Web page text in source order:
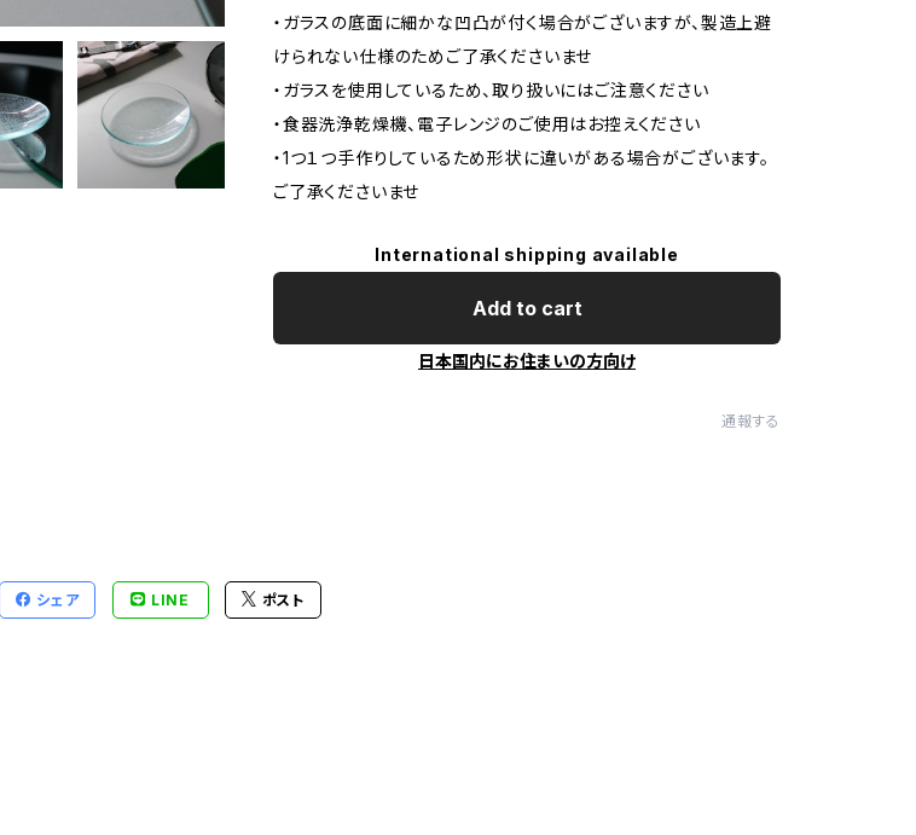
・ガラスの底面に細かな凹凸が付く場合がございますが、製造上避
けられない仕様のためご了承くださいませ
・ガラスを使用しているため、取り扱いにはご注意ください
・食器洗浄乾燥機、電子レンジのご使用はお控えください
・1つ１つ手作りしているため形状に違いがある場合がございます。
ご了承くださいませ
International shipping available
Add to cart
日本国内にお住まいの方向け
通報する
シェア LINE ポスト